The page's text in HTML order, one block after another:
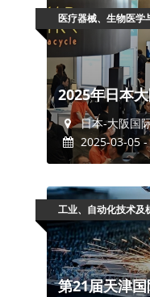
医疗器械、生物医学
2025年日本
日本-大阪国
2025-03-05
工业、自动化技术及
第21届天津